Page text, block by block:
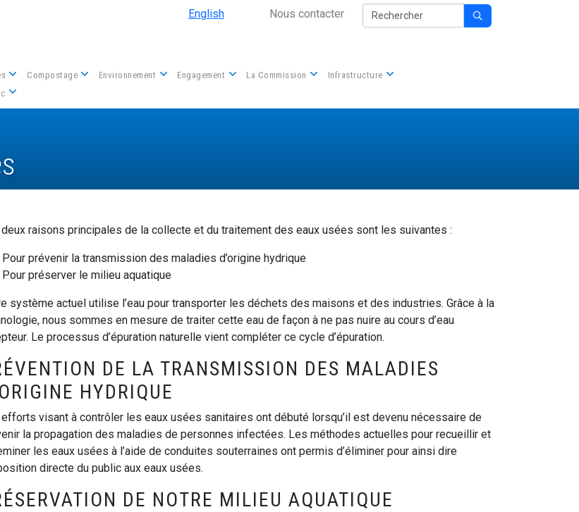
Aller au contenu principal
English Secondary Nav
Nous contacter Rechercher 
Compostage Environnement Engagement La Commission
Infrastructure
raisons principales de la collecte et du traitement des eaux usées sont les suivantes :
Pour prévenir la transmission des maladies d’origine hydrique
Pour préserver le milieu aquatique
système actuel utilise l’eau pour transporter les déchets des maisons et des industries. Grâce à la
nous sommes en mesure de traiter cette eau de façon à ne pas nuire au cours d’eau
Le processus d’épuration naturelle vient compléter ce cycle d’épuration.
DE LA TRANSMISSION DES MALADIES
HYDRIQUE
visant à contrôler les eaux usées sanitaires ont débuté lorsqu’il est devenu nécessaire de
la propagation des maladies de personnes infectées. Les méthodes actuelles pour recueillir et
les eaux usées à l’aide de conduites souterraines ont permis d’éliminer pour ainsi dire
directe du public aux eaux usées.
DE NOTRE MILIEU AQUATIQUE